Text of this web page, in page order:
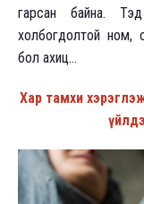
гарсан байна.
холбогдолтой ном,
бол ахиц...
Хар тамхи